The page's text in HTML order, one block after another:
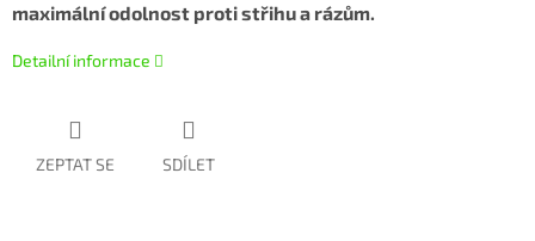
maximální odolnost proti střihu a rázům.
Detailní informace
ZEPTAT SE SDÍLET